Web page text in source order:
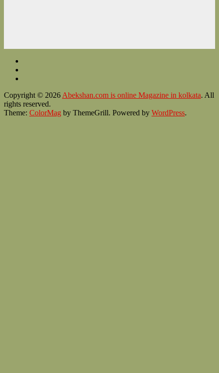
Copyright © 2026 Abekshan.com is online Magazine in kolkata. All
rights reserved.
Theme: ColorMag by ThemeGrill. Powered by WordPress.